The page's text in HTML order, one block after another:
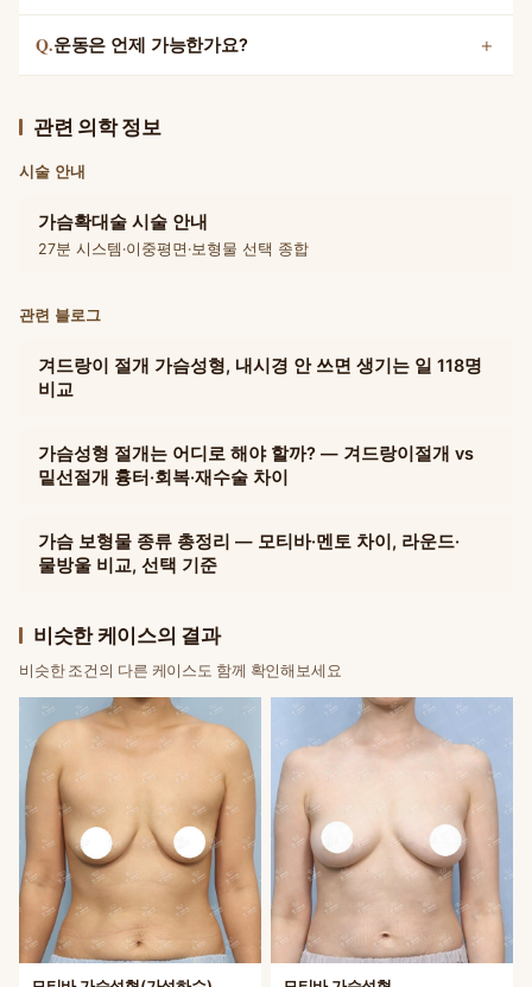
Q.운동은 언제 가능한가요?
관련 의학 정보
시술 안내
가슴확대술 시술 안내
27분 시스템·이중평면·보형물 선택 종합
관련 블로그
겨드랑이 절개 가슴성형, 내시경 안 쓰면 생기는 일 118명
비교
가슴성형 절개는 어디로 해야 할까? — 겨드랑이절개 vs
밑선절개 흉터·회복·재수술 차이
가슴 보형물 종류 총정리 — 모티바·멘토 차이, 라운드·
물방울 비교, 선택 기준
비슷한 케이스의 결과
비슷한 조건의 다른 케이스도 함께 확인해보세요